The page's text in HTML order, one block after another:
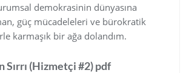
demokrasinin dünyasına
güç mücadeleleri ve bürokratik
karmaşık bir ağa dolandım.
(Hizmetçi #2) pdf